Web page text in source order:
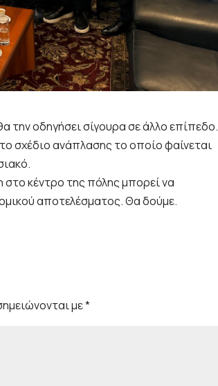
την οδηγήσει σίγουρα σε άλλο επίπεδο.
σχέδιο ανάπλασης το οποίο φαίνεται
κέντρο της πόλης μπορεί να
αποτελέσματος. Θα δούμε.
με*